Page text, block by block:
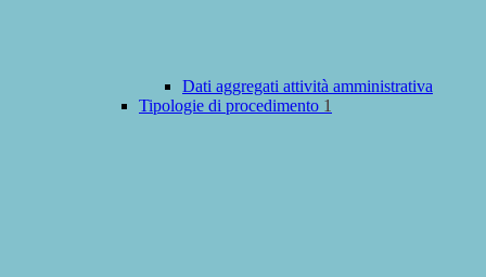
Dati aggregati attività amministrativa
Tipologie di procedimento 1